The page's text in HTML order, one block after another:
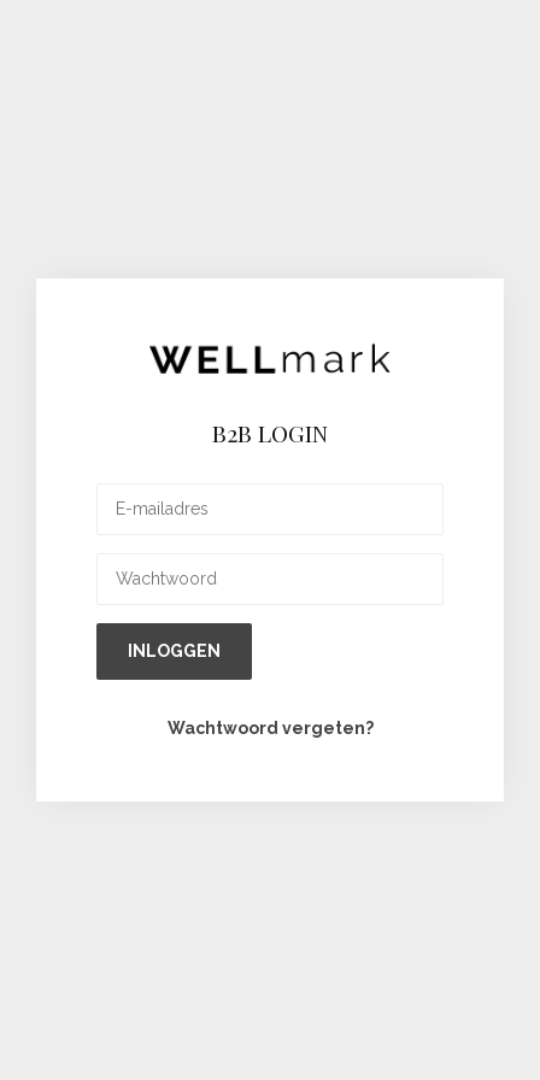
B2B LOGIN
INLOGGEN
Wachtwoord vergeten?